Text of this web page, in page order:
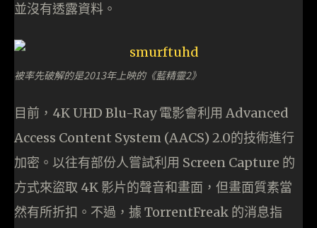
並沒有透露資料。
被率先破解的是2013年上映的《藍精靈2》
目前，4K UHD Blu-Ray 電影會利用 Advanced
Access Content System (AACS) 2.0的技術進行
加密。以往有部份人嘗試利用 Screen Capture 的
方式來盜取 4K 影片的聲音和畫面，但畫面質素當
然有所折扣。不過，據 TorrentFreak 的消息指